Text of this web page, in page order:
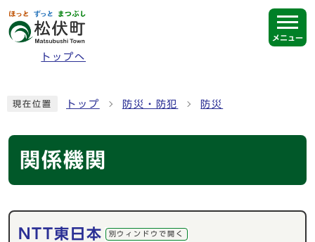
ページの先頭です
トップへ
メニュー
現在位置 トップ 防災・防犯 防災
関係機関
メインメニュー
NTT東日本 別ウィンドウで開く